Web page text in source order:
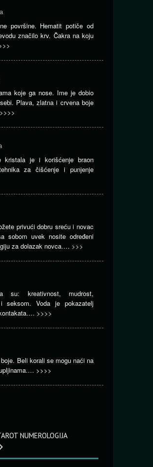
površine. Hematit potiče od
značilo krv. Čakra na koju
koje ga nose. Ime je dobio
Plava, zlatna i crvena boje
>>>>
kristala je i korišćenje braon
za čišćenje i punjenje
privući dobru sreću i novac
sobom uvek nosite određeni
za dolazak novca.… >>>
su: kreativnost, mudrost,
Voda je pokazatelj
>>>>
Beli korali se mogu naći na
>>>>
NUMEROLOGIJA